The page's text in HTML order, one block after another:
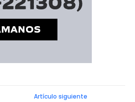
Artículo siguiente